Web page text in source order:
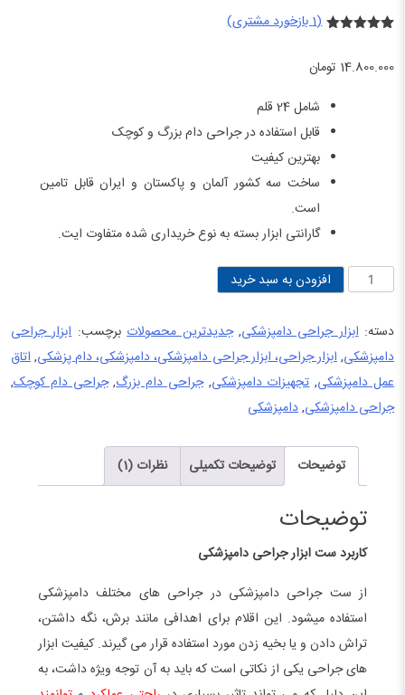
در
(
1بازخورد مشتری)
14.800.000 تومان
شامل 24 قلم
قابل استفاده در جراحی دام بزرگ و کوچک
بهترین کیفیت
ساخت سه کشور آلمان و پاکستان و ایران قابل تامین
است.
گارانتی ابزار بسته به نوع خریداری شده متفاوت ایت.
جراحی
دامپزشکی
عدد
افزودن به سبد خرید
دسته:ابزار جراحی دامپزشکی,جدیدترین محصولات برچسب:ابزار جراحی
دامپزشکی,ابزار جراحی، ابزار جراحی دامپزشکی، دامپزشکی، دام پزشکی,اتاق
عمل دامپزشکی,تجهیزات دامپزشکی,جراحی دام بزرگ,جراحی دام کوچک,
جراحی دامپزشکی,دامپزشکی
توضیحات توضیحات تکمیلی نظرات (1)
توضیحات
کاربرد ست ابزار جراحی دامپزشکی
از ست جراحی دامپزشکی در جراحی های مختلف دامپزشکی
استفاده میشود. این اقلام برای اهدافی مانند برش، نگه داشتن،
تراش دادن و یا بخیه زدن مورد استفاده قرار می گیرند. کیفیت ابزار
های جراحی یکی از نکاتی است که باید به آن توجه ویژه داشت، به